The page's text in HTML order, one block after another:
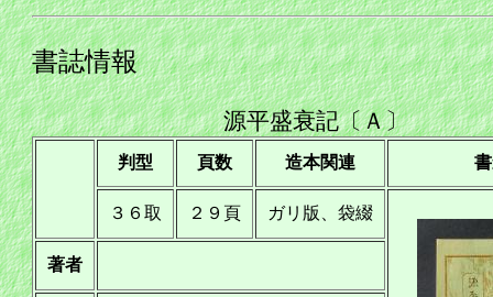
書誌情報
源平盛衰記〔Ａ〕
判型 頁数 造本関連
３６取 ２９頁 ガリ版、袋綴
著者